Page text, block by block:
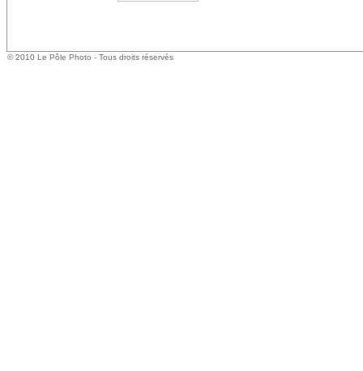
© 2010 Le Pôle Photo - Tous droits réservés